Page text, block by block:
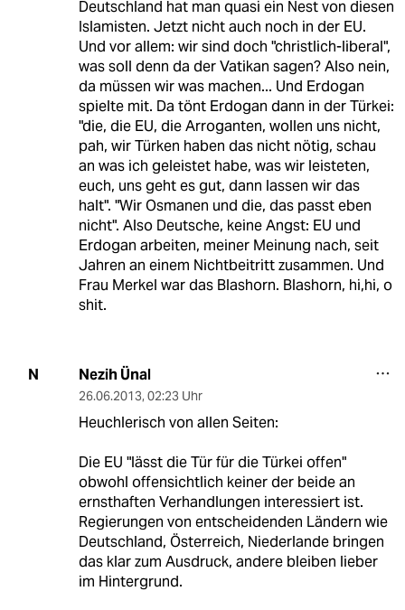
Deutschland hat man quasi ein Nest von diesen
Islamisten. Jetzt nicht auch noch in der EU.
Und vor allem: wir sind doch "christlich-liberal",
was soll denn da der Vatikan sagen? Also nein,
da müssen wir was machen... Und Erdogan
spielte mit. Da tönt Erdogan dann in der Türkei:
"die, die EU, die Arroganten, wollen uns nicht,
pah, wir Türken haben das nicht nötig, schau
an was ich geleistet habe, was wir leisteten,
euch, uns geht es gut, dann lassen wir das
halt". "Wir Osmanen und die, das passt eben
nicht". Also Deutsche, keine Angst: EU und
Erdogan arbeiten, meiner Meinung nach, seit
Jahren an einem Nichtbeitritt zusammen. Und
Frau Merkel war das Blashorn. Blashorn, hi,hi, o
shit.
N Nezih Ünal
26.06.2013, 02:23 Uhr
Heuchlerisch von allen Seiten:
Die EU "lässt die Tür für die Türkei offen"
obwohl offensichtlich keiner der beide an
ernsthaften Verhandlungen interessiert ist.
Regierungen von entscheidenden Ländern wie
Deutschland, Österreich, Niederlande bringen
das klar zum Ausdruck, andere bleiben lieber
im Hintergrund.